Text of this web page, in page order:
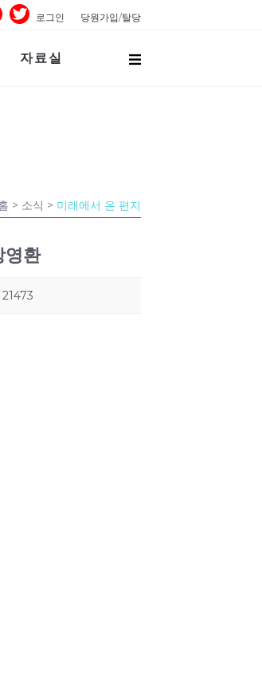
로그인 당원가입/탈당
자료실
> 소식 > 미래에서 온 편지
영환
21473